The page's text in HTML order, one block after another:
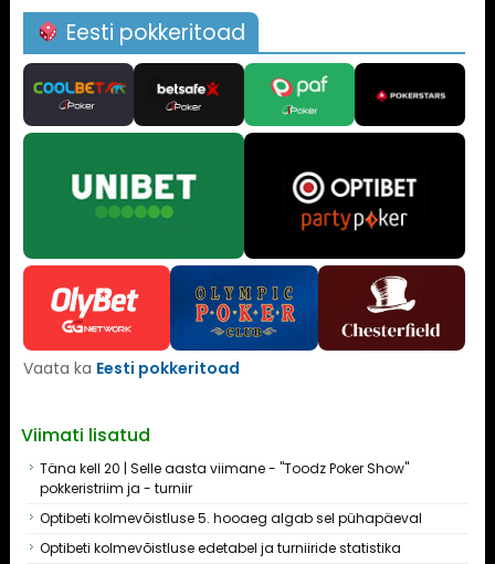
Eesti pokkeritoad
Vaata ka Eesti pokkeritoad
Viimati lisatud
Täna kell 20 | Selle aasta viimane - "Toodz Poker Show"
pokkeristriim ja - turniir
Optibeti kolmevõistluse 5. hooaeg algab sel pühapäeval
Optibeti kolmevõistluse edetabel ja turniiride statistika